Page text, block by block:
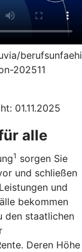
202511
01.11.2025
alle
1 sorgen Sie
und schließen
und
bekommen
den staatlichen
Deren Höhe